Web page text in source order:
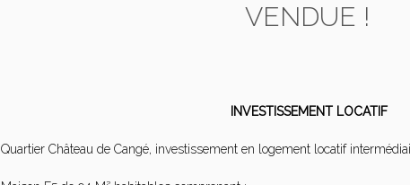
VENDUE !
INVESTISSEMENT LOCATIF
Quartier Château de Cangé, investissement en logement locatif